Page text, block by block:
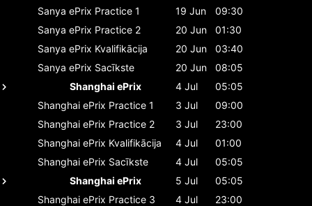
Sanya ePrix Practice 1 19 Jun
09:30
Sanya ePrix Practice 2 20 Jun
01:30
Sanya ePrix Kvalifikācija 20 Jun
03:40
Sanya ePrix Sacīkste 20 Jun
08:05
Shanghai ePrix
4 Jul
05:05
Shanghai ePrix Practice 1 3 Jul
09:00
Shanghai ePrix Practice 2 3 Jul
23:00
Shanghai ePrix Kvalifikācija 4 Jul
01:00
Shanghai ePrix Sacīkste 4 Jul
05:05
Shanghai ePrix
5 Jul
05:05
Shanghai ePrix Practice 3 4 Jul
23:00